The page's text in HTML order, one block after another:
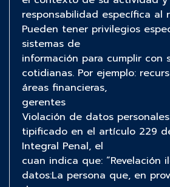
responsabilidad específica al
Pueden tener privilegios
sistemas de
información para cumplir con
cotidianas. Por ejemplo:
áreas financieras,
gerentes
Violación de datos
tipificado en el artículo 229
Integral Penal, el
cuan indica que: “Revelación
datos:La persona que, en